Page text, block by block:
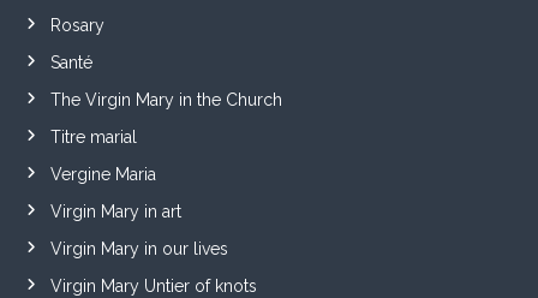
Rosary
Santé
The Virgin Mary in the Church
Titre marial
Vergine Maria
Virgin Mary in art
Virgin Mary in our lives
Virgin Mary Untier of knots